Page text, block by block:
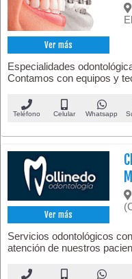
Ver más
Especialidades
Contamos con equipos y
Teléfono Celular Whatsapp
Ver más
Servicios odontológicos
atención de nuestros